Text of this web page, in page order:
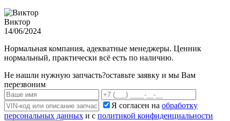
Виктор
14/06/2024
Нормальная компания, адекватные менеджеры. Ценник
нормальный, практически всё есть по наличию.
Не нашли нужную запчасть?оставьте заявку и мы Вам
перезвоним
Я согласен на обработку
персональных данных и с политикой конфиденциальности